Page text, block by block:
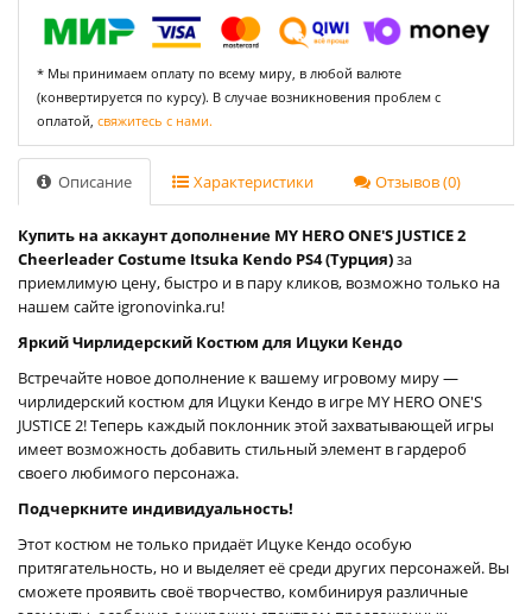
* Мы принимаем оплату по всему миру, в любой валюте
(конвертируется по курсу). В случае возникновения проблем с
оплатой, свяжитесь с нами.
Описание Характеристики Отзывов (0)
Купить на аккаунт дополнение MY HERO ONE'S JUSTICE 2
Cheerleader Costume Itsuka Kendo PS4 (Турция)за
приемлимую цену, быстро и в пару кликов, возможно только на
нашем сайте igronovinka.ru!
Яркий Чирлидерский Костюм для Ицуки Кендо
Встречайте новое дополнение к вашему игровому миру —
чирлидерский костюм для Ицуки Кендо в игре MY HERO ONE'S
JUSTICE 2! Теперь каждый поклонник этой захватывающей игры
имеет возможность добавить стильный элемент в гардероб
своего любимого персонажа.
Подчеркните индивидуальность!
Этот костюм не только придаёт Ицуке Кендо особую
притягательность, но и выделяет её среди других персонажей. Вы
сможете проявить своё творчество, комбинируя различные